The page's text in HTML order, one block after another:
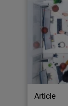
Article